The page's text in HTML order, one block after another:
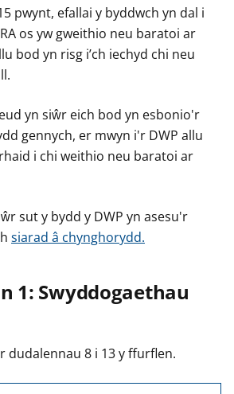
pwynt, efallai y byddwch yn dal i
os yw gweithio neu baratoi ar
bod yn risg i’ch iechyd chi neu
yn siŵr eich bod yn esbonio'r
gennych, er mwyn i'r DWP allu
i chi weithio neu baratoi ar
sut y bydd y DWP yn asesu'r
siarad â chynghorydd.
1: Swyddogaethau
dudalennau 8 i 13 y ffurflen.